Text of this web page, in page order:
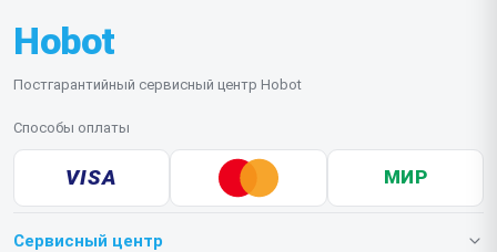
Hobot
Постгарантийный сервисный центр Hobot
Способы оплаты
VISA МИР
Сервисный центр